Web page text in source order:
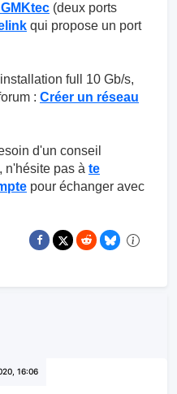
(deux ports
qui propose un port
full 10 Gb/s,
: Créer un réseau
d'un conseil
n'hésite pas à te
pour échanger avec
16:06